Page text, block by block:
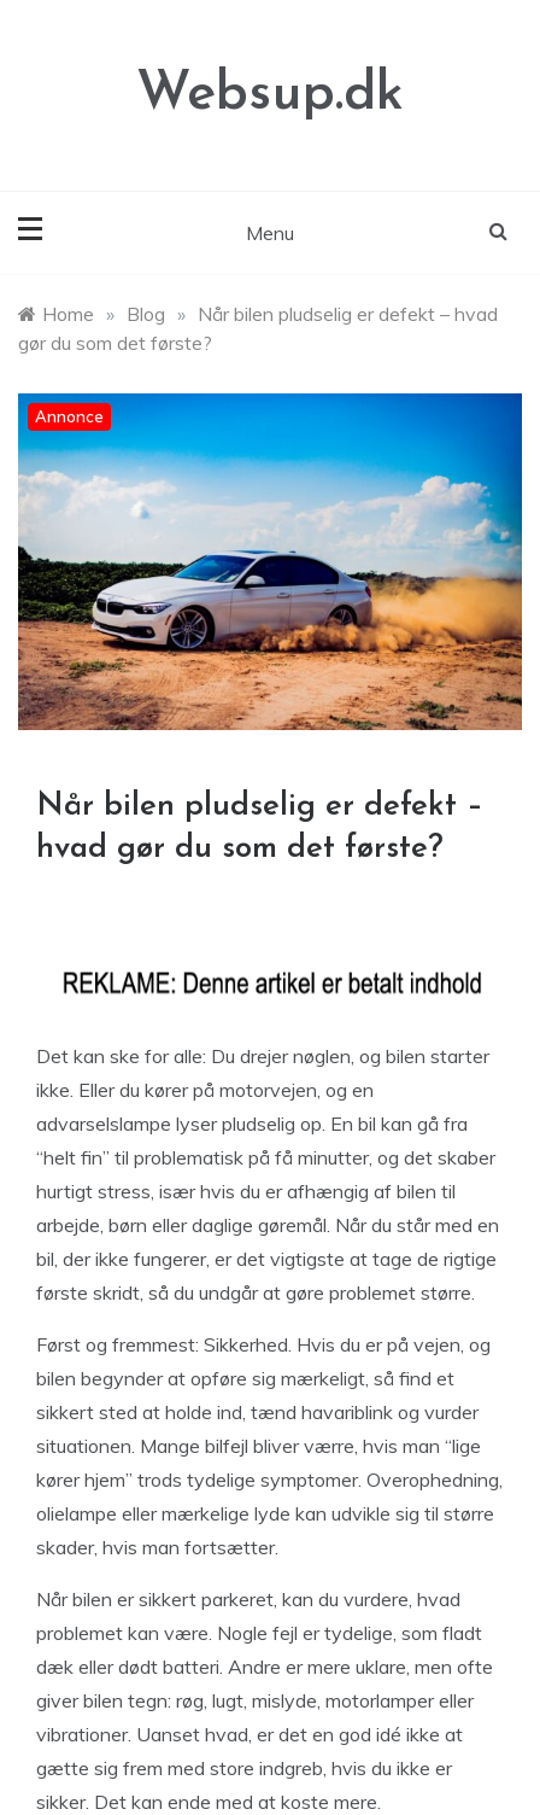
Websup.dk
Menu
Home » Blog » Når bilen pludselig er defekt – hvad
gør du som det første?
Annonce
Når bilen pludselig er defekt –
hvad gør du som det første?
Det kan ske for alle: Du drejer nøglen, og bilen starter
ikke. Eller du kører på motorvejen, og en
advarselslampe lyser pludselig op. En bil kan gå fra
“helt fin” til problematisk på få minutter, og det skaber
hurtigt stress, især hvis du er afhængig af bilen til
arbejde, børn eller daglige gøremål. Når du står med en
bil, der ikke fungerer, er det vigtigste at tage de rigtige
første skridt, så du undgår at gøre problemet større.
Først og fremmest: Sikkerhed. Hvis du er på vejen, og
bilen begynder at opføre sig mærkeligt, så find et
sikkert sted at holde ind, tænd havariblink og vurder
situationen. Mange bilfejl bliver værre, hvis man “lige
kører hjem” trods tydelige symptomer. Overophedning,
olielampe eller mærkelige lyde kan udvikle sig til større
skader, hvis man fortsætter.
Når bilen er sikkert parkeret, kan du vurdere, hvad
problemet kan være. Nogle fejl er tydelige, som fladt
dæk eller dødt batteri. Andre er mere uklare, men ofte
giver bilen tegn: røg, lugt, mislyde, motorlamper eller
vibrationer. Uanset hvad, er det en god idé ikke at
gætte sig frem med store indgreb, hvis du ikke er
sikker. Det kan ende med at koste mere.